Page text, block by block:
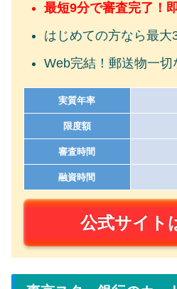
最短9分で審査完了！
はじめての方なら最大
Web完結！郵送物一切
実質年率
限度額
審査時間
融資時間
公式サイト